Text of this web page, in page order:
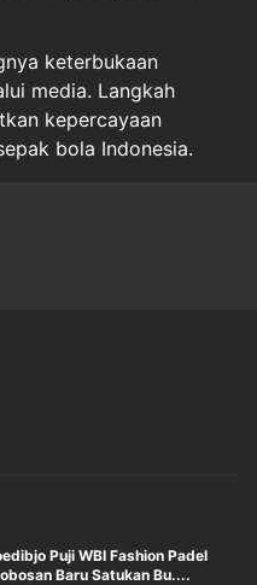
keterbukaan
media. Langkah
kepercayaan
bola Indonesia.
Puji WBI Fashion Padel
Baru Satukan Bu....